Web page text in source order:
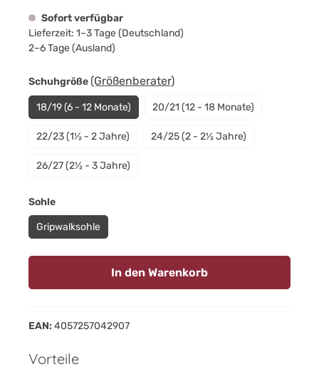
Sofort verfügbar
Lieferzeit: 1–3 Tage (Deutschland)
2–6 Tage (Ausland)
Schuhgrößeauswählen
(Größenberater)
18/19 (6 - 12 Monate) 20/21 (12 - 18 Monate)
22/23 (1½ - 2 Jahre) 24/25 (2 - 2½ Jahre)
26/27 (2½ - 3 Jahre)
Sohleauswählen
Gripwalksohle
In den Warenkorb
EAN: 4057257042907
Vorteile